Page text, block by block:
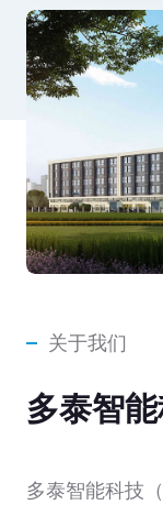
关于我们
多泰智
多泰智能科技